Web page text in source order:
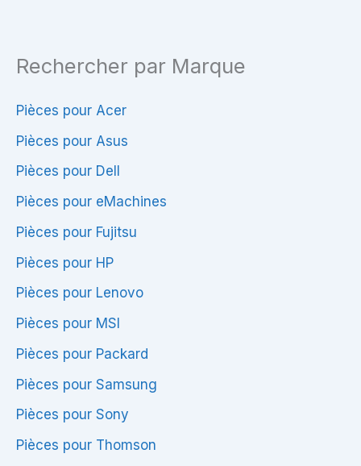
Rechercher par Marque
Pièces pour Acer
Pièces pour Asus
Pièces pour Dell
Pièces pour eMachines
Pièces pour Fujitsu
Pièces pour HP
Pièces pour Lenovo
Pièces pour MSI
Pièces pour Packard
Pièces pour Samsung
Pièces pour Sony
Pièces pour Thomson